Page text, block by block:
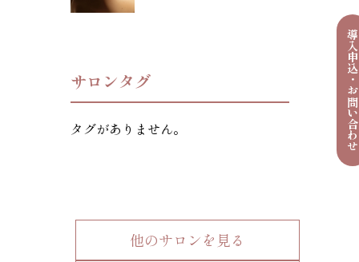
導入申込・
サロンタグ
タグがありません。
他のサロンを見る